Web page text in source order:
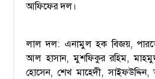
আফিফের দল।
লাল দল: এনামুল হক বিজয়,
আল হাসান, মুশফিকুর রহিম,
হোসেন, শেখ মাহেদী,